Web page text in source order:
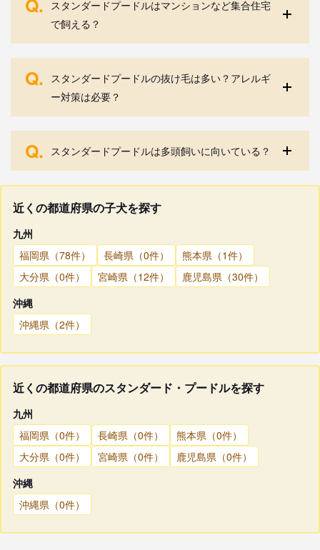
スタンダードプードルはマンションなど集合住宅
で飼える？
Q.
スタンダードプードルの抜け毛は多い？アレルギ
ー対策は必要？
Q. スタンダードプードルは多頭飼いに向いている？
近くの都道府県の子犬を探す
九州
福岡県（78件）
長崎県（0件）
熊本県（1件）
大分県（0件）
宮崎県（12件）
鹿児島県（30件）
沖縄
沖縄県（2件）
近くの都道府県のスタンダード・プードルを探す
九州
福岡県（0件）
長崎県（0件）
熊本県（0件）
大分県（0件）
宮崎県（0件）
鹿児島県（0件）
沖縄
沖縄県（0件）